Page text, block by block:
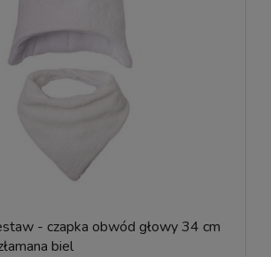
- czapka obwód głowy 34 cm
biel